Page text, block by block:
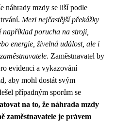
náhrady mzdy se liší podle
Mezi nejčastější překážky
například porucha na stroji,
energie, živelná událost, ale i
. Zaměstnavatel by
evidenci a vykazování
aby mohl dostát svým
případným sporům se
na to, že náhrada mzdy
zaměstnavatele je právem